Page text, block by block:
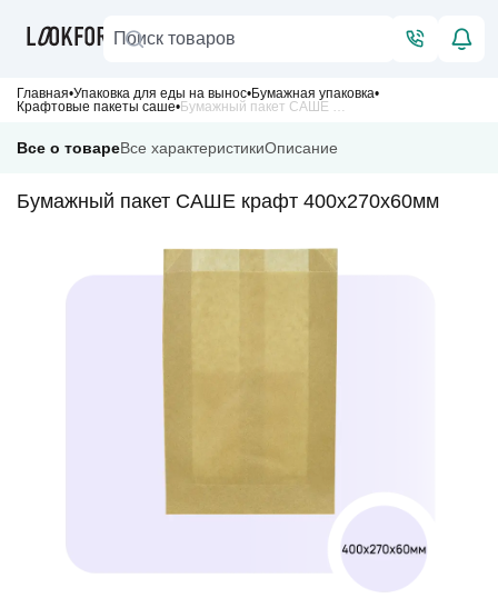
Главная Упаковка для еды на вынос Бумажная упаковка
Крафтовые пакеты саше
Бумажный пакет САШЕ крафт 400х270х60мм
Все о товареВсе характеристикиОписание
Бумажный пакет САШЕ крафт 400х270х60мм